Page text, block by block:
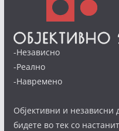
-Независно
-Реално
-Навремено
Објективни и независни
бидете во тек со